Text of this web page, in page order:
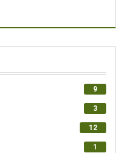
9
3
12
1